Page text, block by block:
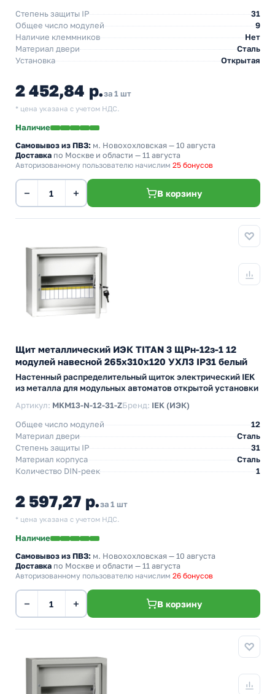
Степень защиты IP
31
Общее число модулей
9
Наличие клеммников
Нет
Материал двери
Сталь
Установка
Открытая
2 452,84 р.за 1 шт
* цена указана с учетом НДС.
Наличие
Самовывоз из ПВЗ: м. Новохохловская — 10 августа
Доставка по Москве и области — 11 августа
Авторизованному пользователю начислим 25 бонусов
− + В корзину
Щит металлический ИЭК TITAN 3 ЩРн-12з-1 12
модулей навесной 265х310х120 УХЛ3 IP31 белый
Настенный распределительный щиток электрический IEK
из металла для модульных автоматов открытой установки
Артикул: MKM13-N-12-31-ZБренд: IEK (ИЭК)
Общее число модулей
12
Материал двери
Сталь
Степень защиты IP
31
Материал корпуса
Сталь
Количество DIN-реек
1
2 597,27 р.за 1 шт
* цена указана с учетом НДС.
Наличие
Самовывоз из ПВЗ: м. Новохохловская — 10 августа
Доставка по Москве и области — 11 августа
Авторизованному пользователю начислим 26 бонусов
− + В корзину